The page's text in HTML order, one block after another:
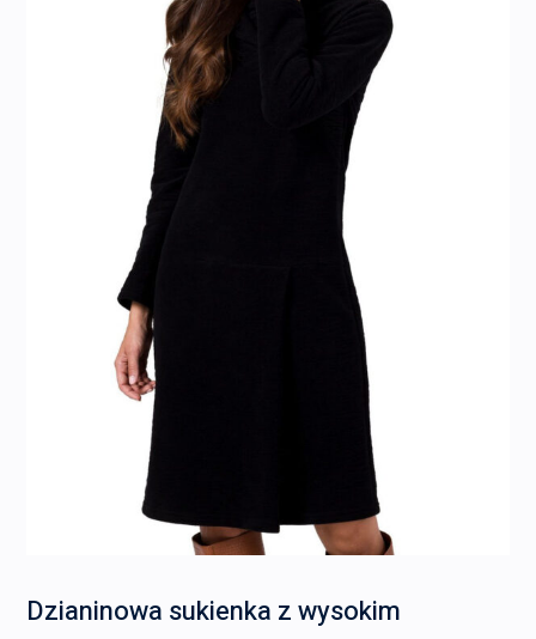
Dzianinowa sukienka z wysokim